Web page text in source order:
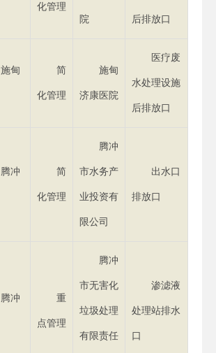
化管理
院 后排放口
施甸 简
化管理
施甸
济康医院
医疗废
水处理设施
后排放口
腾冲 简
化管理
腾冲
市水务产
业投资有
限公司
出水口
排放口
腾冲 重
点管理
腾冲
市无害化
垃圾处理
有限责任
渗滤液
处理站排水
口